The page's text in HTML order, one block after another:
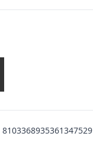
8103368935361347529